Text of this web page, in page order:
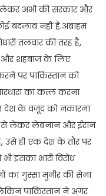
लेकर अभी की सरकार और
बदलाव नहीं है.अब्राहम
तलवार की तरह है,
और शहबाज के लिए
पर पाकिस्तान को
का कत्ल करना
देश के वजूद को नकारना
से लेकर लेबनान और ईरान
उसे ही एक देश के तौर पर
इसका भारी विरोध
का गुस्सा मुनीर की सेना
पाकिस्तान ने अगर